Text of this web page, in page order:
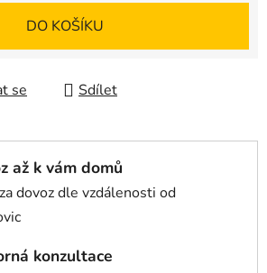
DO KOŠÍKU
se Sdílet
až k vám domů
dovoz dle vzdálenosti od
konzultace